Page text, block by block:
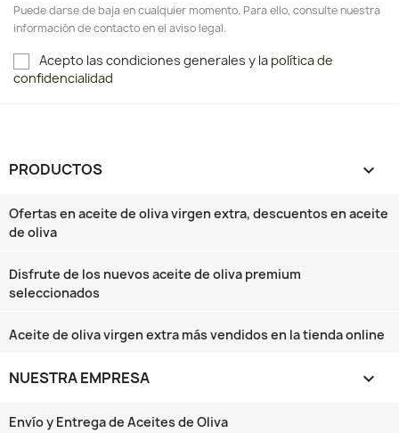
Puede darse de baja en cualquier momento. Para ello, consulte nuestra
información de contacto en el aviso legal.
Acepto las condiciones generales y la política de
confidencialidad
PRODUCTOS 
Ofertas en aceite de oliva virgen extra, descuentos en aceite
de oliva
Disfrute de los nuevos aceite de oliva premium
seleccionados
Aceite de oliva virgen extra más vendidos en la tienda online
NUESTRA EMPRESA 
Envío y Entrega de Aceites de Oliva